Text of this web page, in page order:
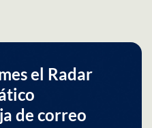
el Radar
de correo